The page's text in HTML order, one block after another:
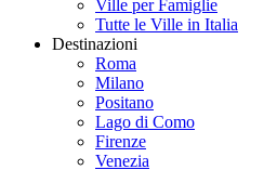
Ville per Famiglie
Tutte le Ville in Italia
Destinazioni
Roma
Milano
Positano
Lago di Como
Firenze
Venezia